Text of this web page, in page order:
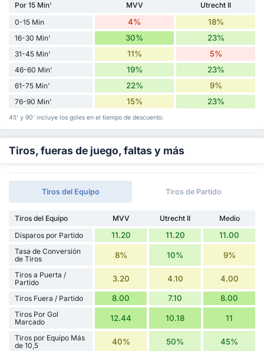
Por 15 Min' MVV
Utrecht II
0-15 Min
4% 18%
16-30 Min' 30% 23%
31-45 Min' 11% 5%
46-60 Min' 19% 23%
61-75 Min' 22% 9%
76-90 Min' 15% 23%
45' y 90' incluye los goles en el tiempo de descuento.
Tiros, fueras de juego, faltas y más
Tiros del Equipo Tiros de Partido
Tiros del Equipo MVV Utrecht II
Medio
Disparos por Partido
11.20 11.20 11.00
Tasa de Conversión
de Tiros
8% 10% 9%
Tiros a Puerta /
Partido
3.20 4.10 4.00
Tiros Fuera / Partido 8.00 7.10 8.00
Tiros Por Gol
Marcado
12.44 10.18 11
Tiros por Equipo Más
de 10,5
40% 50% 45%